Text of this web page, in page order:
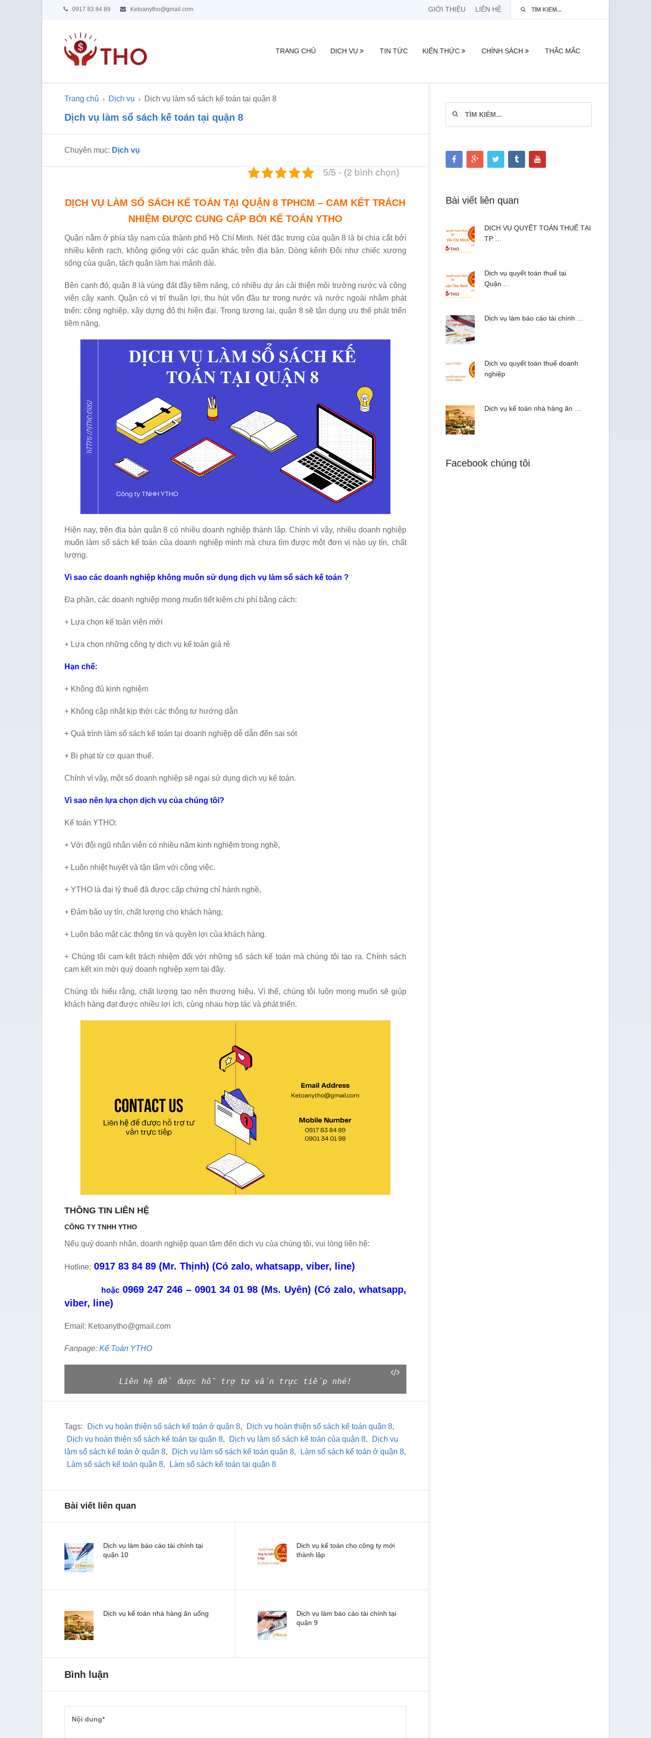
0917 83 84 89 Ketoanytho@gmail.com GIỚI THIỆU LIÊN HỆ
TRANG CHỦ DỊCH VỤ TIN TỨC KIẾN THỨC CHÍNH SÁCH THẮC MẮC
Trang chủ Dịch vụ Dịch vụ làm sổ sách kế toán tại quận 8
Dịch vụ làm sổ sách kế toán tại quận 8
Chuyên mục: Dịch vụ
5/5 - (2 bình chọn)
DỊCH VỤ LÀM SỔ SÁCH KẾ TOÁN TẠI QUẬN 8 TPHCM – CAM KẾT TRÁCH
NHIỆM ĐƯỢC CUNG CẤP BỞI KẾ TOÁN YTHO
Quận nằm ở phía tây nam của thành phố Hồ Chí Minh. Nét đặc trưng của quận 8 là bị chia cắt bởi
nhiều kênh rạch, không giống với các quận khác trên địa bàn. Dòng kênh Đôi như chiếc xương
sống của quận, tách quận làm hai mảnh dài.
Bên cạnh đó, quận 8 là vùng đất đầy tiềm năng, có nhiều dự án cải thiện môi trường nước và công
viên cây xanh. Quận có vị trí thuận lợi, thu hút vốn đầu tư trong nước và nước ngoài nhằm phát
triển: công nghiệp, xây dựng đô thị hiện đại. Trong tương lai, quận 8 sẽ tận dụng ưu thế phát triển
tiềm năng.
Hiện nay, trên địa bàn quận 8 có nhiều doanh nghiệp thành lập. Chính vì vậy, nhiều doanh nghiệp
muốn làm sổ sách kế toán của doanh nghiệp mình mà chưa tìm được một đơn vị nào uy tín, chất
lượng.
Vì sao các doanh nghiệp không muốn sử dụng dịch vụ làm sổ sách kế toán ?
Đa phần, các doanh nghiệp mong muốn tiết kiệm chi phí bằng cách:
+ Lựa chọn kế toán viên mới
+ Lựa chọn những công ty dịch vụ kế toán giá rẻ
Hạn chế:
+ Không đủ kinh nghiệm
+ Không cập nhật kịp thời các thông tư hướng dẫn
+ Quá trình làm sổ sách kế toán tại doanh nghiệp dễ dẫn đến sai sót
+ Bị phạt từ cơ quan thuế.
Chính vì vậy, một số doanh nghiệp sẽ ngại sử dụng dịch vụ kế toán.
Vì sao nên lựa chọn dịch vụ của chúng tôi?
Kế toán YTHO:
+ Với đội ngũ nhân viên có nhiều năm kinh nghiệm trong nghề,
+ Luôn nhiệt huyết và tận tâm với công việc.
+ YTHO là đại lý thuế đã được cấp chứng chỉ hành nghề,
+ Đảm bảo uy tín, chất lượng cho khách hàng,
+ Luôn bảo mật các thông tin và quyền lợi của khách hàng.
+ Chúng tôi cam kết trách nhiệm đối với những sổ sách kế toán mà chúng tôi tạo ra. Chính sách
cam kết xin mời quý doanh nghiệp xem tại đây.
Chúng tôi hiểu rằng, chất lượng tạo nên thương hiệu. Vì thế, chúng tôi luôn mong muốn sẽ giúp
khách hàng đạt được nhiều lợi ích, cùng nhau hợp tác và phát triển.
THÔNG TIN LIÊN HỆ
CÔNG TY TNHH YTHO
Nếu quý doanh nhân, doanh nghiệp quan tâm đến dịch vụ của chúng tôi, vui lòng liên hệ:
Hotline: 0917 83 84 89 (Mr. Thịnh) (Có zalo, whatsapp, viber, line)
hoặc0969 247 246 – 0901 34 01 98 (Ms. Uyên) (Có zalo, whatsapp,
viber, line)
Email: Ketoanytho@gmail.com
Fanpage:Kế Toán YTHO
Liên hệ để được hỗ trợ tư vấn trực tiếp nhé!
Tags: Dịch vụ hoàn thiện sổ sách kế toán ở quận 8, Dịch vụ hoàn thiện sổ sách kế toán quận 8,
Dịch vụ hoàn thiện sổ sách kế toán tại quận 8, Dịch vụ làm sổ sách kế toán của quận 8,
Dịch vụ
làm sổ sách kế toán ở quận 8, Dịch vụ làm sổ sách kế toán quận 8, Làm sổ sách kế toán ở quận 8,
Làm sổ sách kế toán quận 8, Làm sổ sách kế toán tại quận 8
Bài viết liên quan
Dịch vụ làm báo cáo tài chính tại
quận 10
Dịch vụ kế toán cho công ty mới
thành lập
Dịch vụ kế toán nhà hàng ăn uống
Dịch vụ làm báo cáo tài chính tại
quận 9
Bình luận
Bài viết liên quan
DỊCH VỤ QUYẾT TOÁN THUẾ TẠI
TP …
Dịch vụ quyết toán thuế tại
Quận …
Dịch vụ làm báo cáo tài chính …
Dịch vụ quyết toán thuế doanh
nghiệp
Dịch vụ kế toán nhà hàng ăn …
Facebook chúng tôi